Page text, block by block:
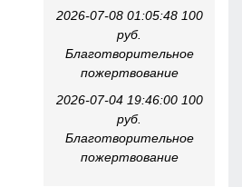
2026-07-08 01:05:48 100
руб.
Благотворительное
пожертвование
2026-07-04 19:46:00 100
руб.
Благотворительное
пожертвование